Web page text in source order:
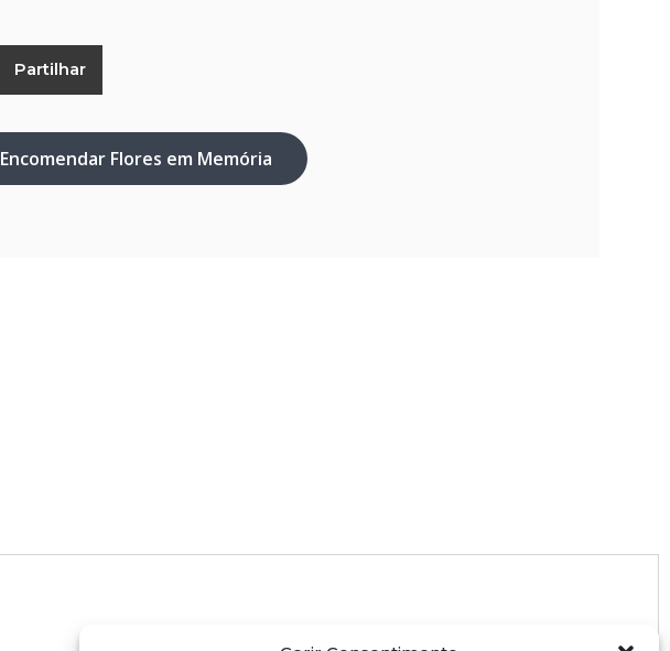
Partilhar
Encomendar Flores em Memória